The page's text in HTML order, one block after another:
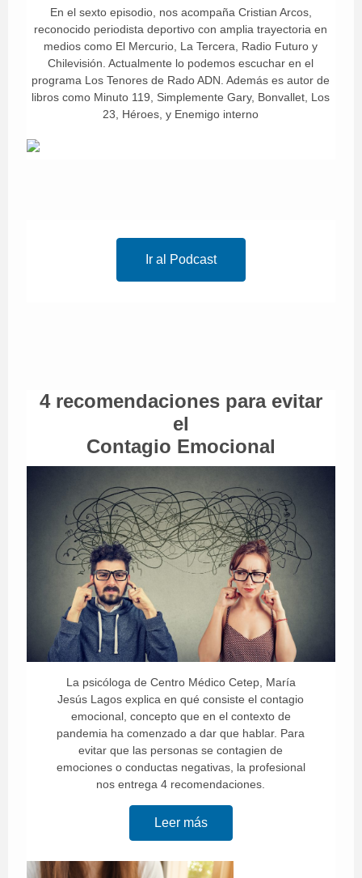
En el sexto episodio, nos acompaña Cristian Arcos,
reconocido periodista deportivo con amplia trayectoria en
medios como El Mercurio, La Tercera, Radio Futuro y
Chilevisión. Actualmente lo podemos escuchar en el
programa Los Tenores de Rado ADN. Además es autor de
libros como Minuto 119, Simplemente Gary, Bonvallet, Los
23, Héroes, y Enemigo interno
Ir al Podcast
4 recomendaciones para evitar
el
Contagio Emocional
La psicóloga de Centro Médico Cetep, María
Jesús Lagos explica en qué consiste el contagio
emocional, concepto que en el contexto de
pandemia ha comenzado a dar que hablar. Para
evitar que las personas se contagien de
emociones o conductas negativas, la profesional
nos entrega 4 recomendaciones.
Leer más